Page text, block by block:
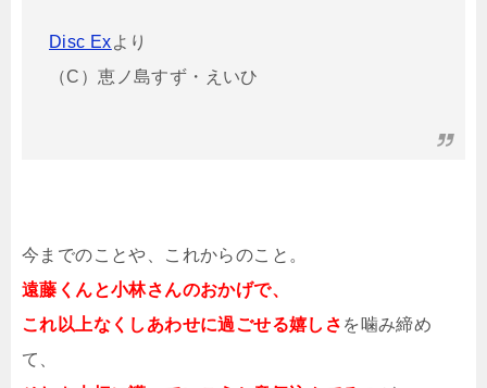
Disc Exより
（C）恵ノ島すず・えいひ
今までのことや、これからのこと。
遠藤くんと小林さんのおかげで、
これ以上なくしあわせに過ごせる嬉しさ を噛み締め
て、